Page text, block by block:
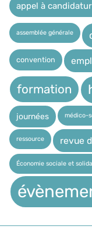
appel à
assemblée générale
convention
formation
journées médico-
ressource revue
Économie sociale et